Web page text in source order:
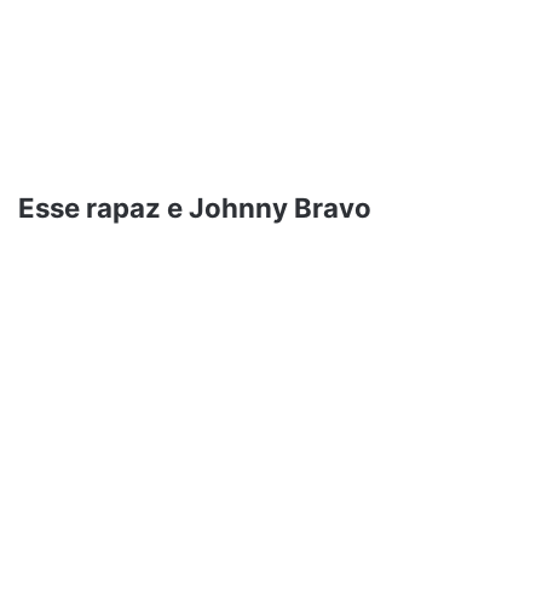
Esse rapaz e Johnny Bravo